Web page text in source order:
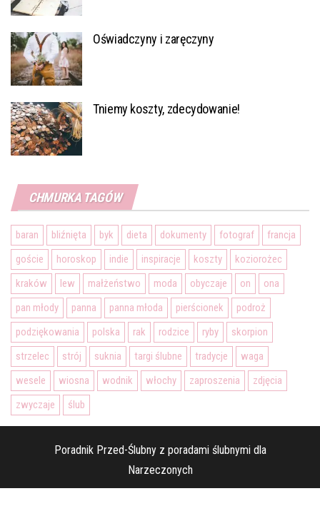
Oświadczyny i zaręczyny
Tniemy koszty, zdecydowanie!
CHMURKA TAGÓW
baran bliźnięta byk dieta dokumenty fotograf
francja
goście
horoskop indie inspiracje koszty
koziorożec
kraków
lew małżeństwo moda obyczaje on
ona
pan młody
panna panna młoda pierścionek
podroż
podziękowania
polska rak rodzice ryby
skorpion
strzelec
strój suknia targi ślubne tradycje
waga
wesele
wiosna wodnik włochy zaproszenia
zdjęcia
zwyczaje
ślub
Poradnik Przed-Ślubny z poradami ślubnymi dla
Narzeczonych